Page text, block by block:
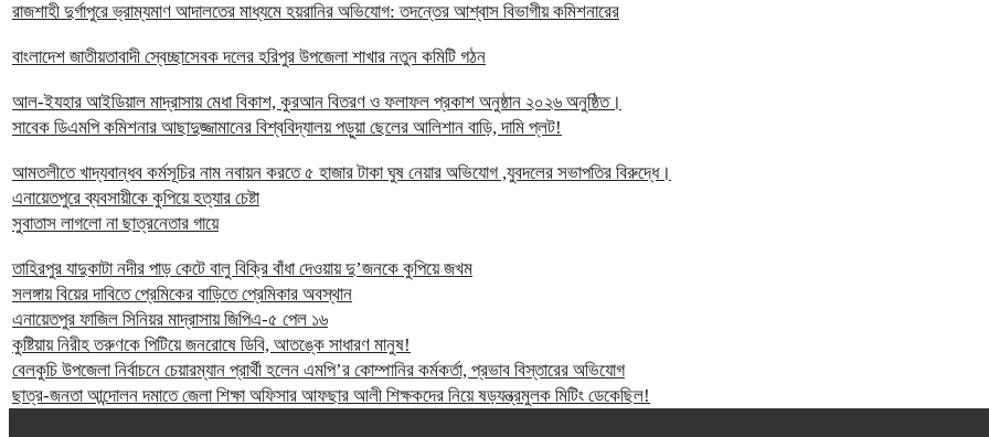
রাজশাহী দুর্গাপুরে ভ্রাম্যমাণ আদালতের মাধ্যমে হয়রানির অভিযোগ: তদন্তের আশ্বাস বিভাগীয় কমিশনারের
বাংলাদেশ জাতীয়তাবাদী স্বেচ্ছাসেবক দলের হরিপুর উপজেলা শাখার নতুন কমিটি গঠন
আল-ইযহার আইডিয়াল মাদ্রাসায় মেধা বিকাশ, কুরআন বিতরণ ও ফলাফল প্রকাশ অনুষ্ঠান ২০২৬ অনুষ্ঠিত।
সাবেক ডিএমপি কমিশনার আছাদুজ্জামানের বিশ্ববিদ্যালয় পড়ুয়া ছেলের আলিশান বাড়ি, দামি প্লট!
আমতলীতে খাদ্যবান্ধব কর্মসূচির নাম নবায়ন করতে ৫ হাজার টাকা ঘুষ নেয়ার অভিযোগ ,যুবদলের সভাপতির বিরুদ্ধে।
এনায়েতপুরে ব্যবসায়ীকে কুপিয়ে হত্যার চেষ্টা
সুবাতাস লাগলো না ছাত্রনেতার গায়ে
তাহিরপুর যাদুকাটা নদীর পাড় কেটে বালু বিক্রি বাঁধা দেওয়ায় দু’জনকে কুপিয়ে জখম
সলঙ্গায় বিয়ের দাবিতে প্রেমিকের বাড়িতে প্রেমিকার অবস্থান
এনায়েতপুর ফাজিল সিনিয়র মাদ্রাসায় জিপিএ-৫ পেল ১৬
কুষ্টিয়ায় নিরীহ তরুণকে পিটিয়ে জনরোষে ডিবি, আতঙ্কে সাধারণ মানুষ!
বেলকুচি উপজেলা নির্বাচনে চেয়ারম্যান প্রার্থী হলেন এমপি’র কোম্পানির কর্মকর্তা, প্রভাব বিস্তারের অভিযোগ
ছাত্র-জনতা আন্দোলন দমাতে জেলা শিক্ষা অফিসার আফছার আলী শিক্ষকদের নিয়ে ষড়যন্ত্রমুলক মিটিং ডেকেছিল!